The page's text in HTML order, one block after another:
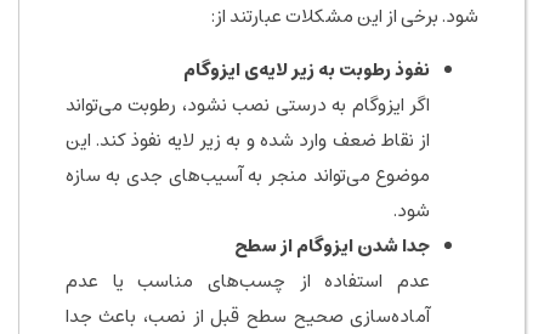
شود. برخی از این مشکلات عبارتند از:
نفوذ رطوبت به زیر لایه‌ی ایزوگام
اگر ایزوگام به درستی نصب نشود، رطوبت می‌تواند
از نقاط ضعف وارد شده و به زیر لایه نفوذ کند. این
موضوع می‌تواند منجر به آسیب‌های جدی به سازه
شود.
جدا شدن ایزوگام از سطح
عدم استفاده از چسب‌های مناسب یا عدم
آماده‌سازی صحیح سطح قبل از نصب، باعث جدا